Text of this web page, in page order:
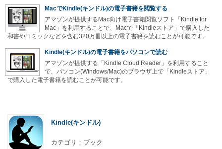
MacでKindle(キンドル)の電子書籍を閲覧する
アマゾンが提供するMac向け電子書籍閲覧ソフト「Kindle for
Mac」を利用することで、Macで「Kindleストア」で購入した
和書やコミックなどを含む320万冊以上の電子書籍を読むことが可能です。
Kindle(キンドル)の電子書籍をパソコンで読む
アマゾンが提供する「Kindle Cloud Reader」を利用すること
で、パソコン(Windows/Mac)のブラウザ上で「Kindleストア」
で購入した電子書籍を読むことが可能です。
Kindle(キンドル)
カテゴリ：ブック